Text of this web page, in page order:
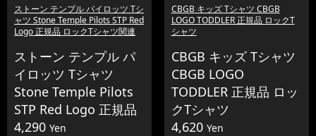
ストーン テンプル パイロッツ Tシ
ャツ Stone Temple Pilots STP Red
Logo 正規品 ロックTシャツ関連
ストーン テンプル パ
イロッツ Tシャツ
Stone Temple Pilots
STP Red Logo 正規品
4,290 Yen
CBGB キッズ Tシャツ CBGB
LOGO TODDLER 正規品 ロックT
シャツ
CBGB キッズ Tシャツ
CBGB LOGO
TODDLER 正規品 ロッ
クTシャツ
4,620 Yen